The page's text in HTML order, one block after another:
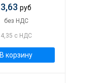
3,63руб
без НДС
4,35 с НДС
В корзину